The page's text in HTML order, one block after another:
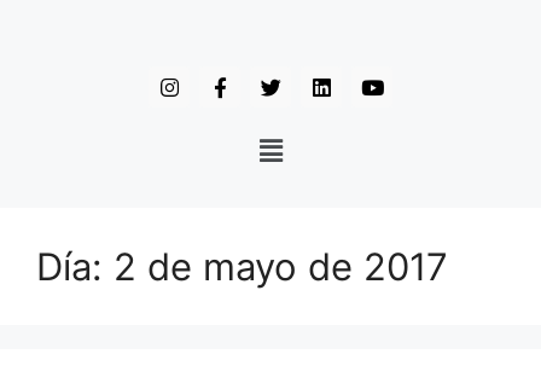
Día: 2 de mayo de 2017